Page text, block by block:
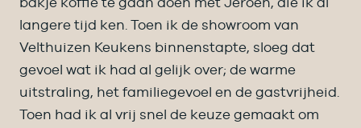
langere tijd ken. Toen ik de showroom van
Velthuizen Keukens binnenstapte, sloeg dat
gevoel wat ik had al gelijk over; de warme
uitstraling, het familiegevoel en de gastvrijheid.
Toen had ik al vrij snel de keuze gemaakt om